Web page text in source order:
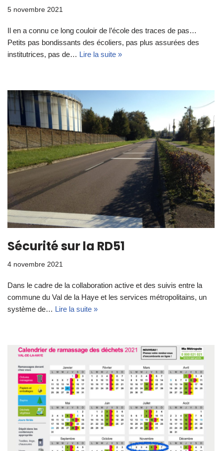
5 novembre 2021
Il en a connu ce long couloir de l’école des traces de pas…
Petits pas bondissants des écoliers, pas plus assurées des
institutrices, pas de… Lire la suite »
Sécurité sur la RD51
4 novembre 2021
Dans le cadre de la collaboration active et des suivis entre la
commune du Val de la Haye et les services métropolitains, un
système de… Lire la suite »